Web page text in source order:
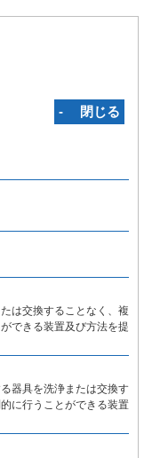
‐ 閉じる
は交換することなく、複
できる装置及び方法を提
器具を洗浄または交換す
に行うことができる装置